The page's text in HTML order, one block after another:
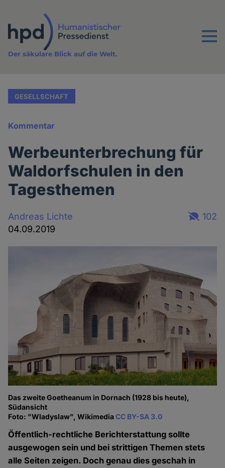
Inhalt
Menu
Der säkulare Blick auf die Welt.
GESELLSCHAFT
Kommentar
Werbeunterbrechung für
Waldorfschulen in den
Tagesthemen
Andreas Lichte
04.09.2019
102
Das zweite Goetheanum in Dornach (1928 bis heute),
Südansicht
Foto: "Wladyslaw", WikimediaCC BY-SA 3.0
Öffentlich-rechtliche Berichterstattung sollte
ausgewogen sein und bei strittigen Themen stets
alle Seiten zeigen. Doch genau dies geschah in